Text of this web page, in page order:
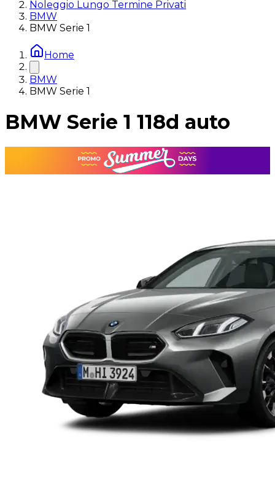
Noleggio Lungo Termine Privati
BMW
BMW Serie 1
Home
BMW
BMW Serie 1
BMW Serie 1 118d auto